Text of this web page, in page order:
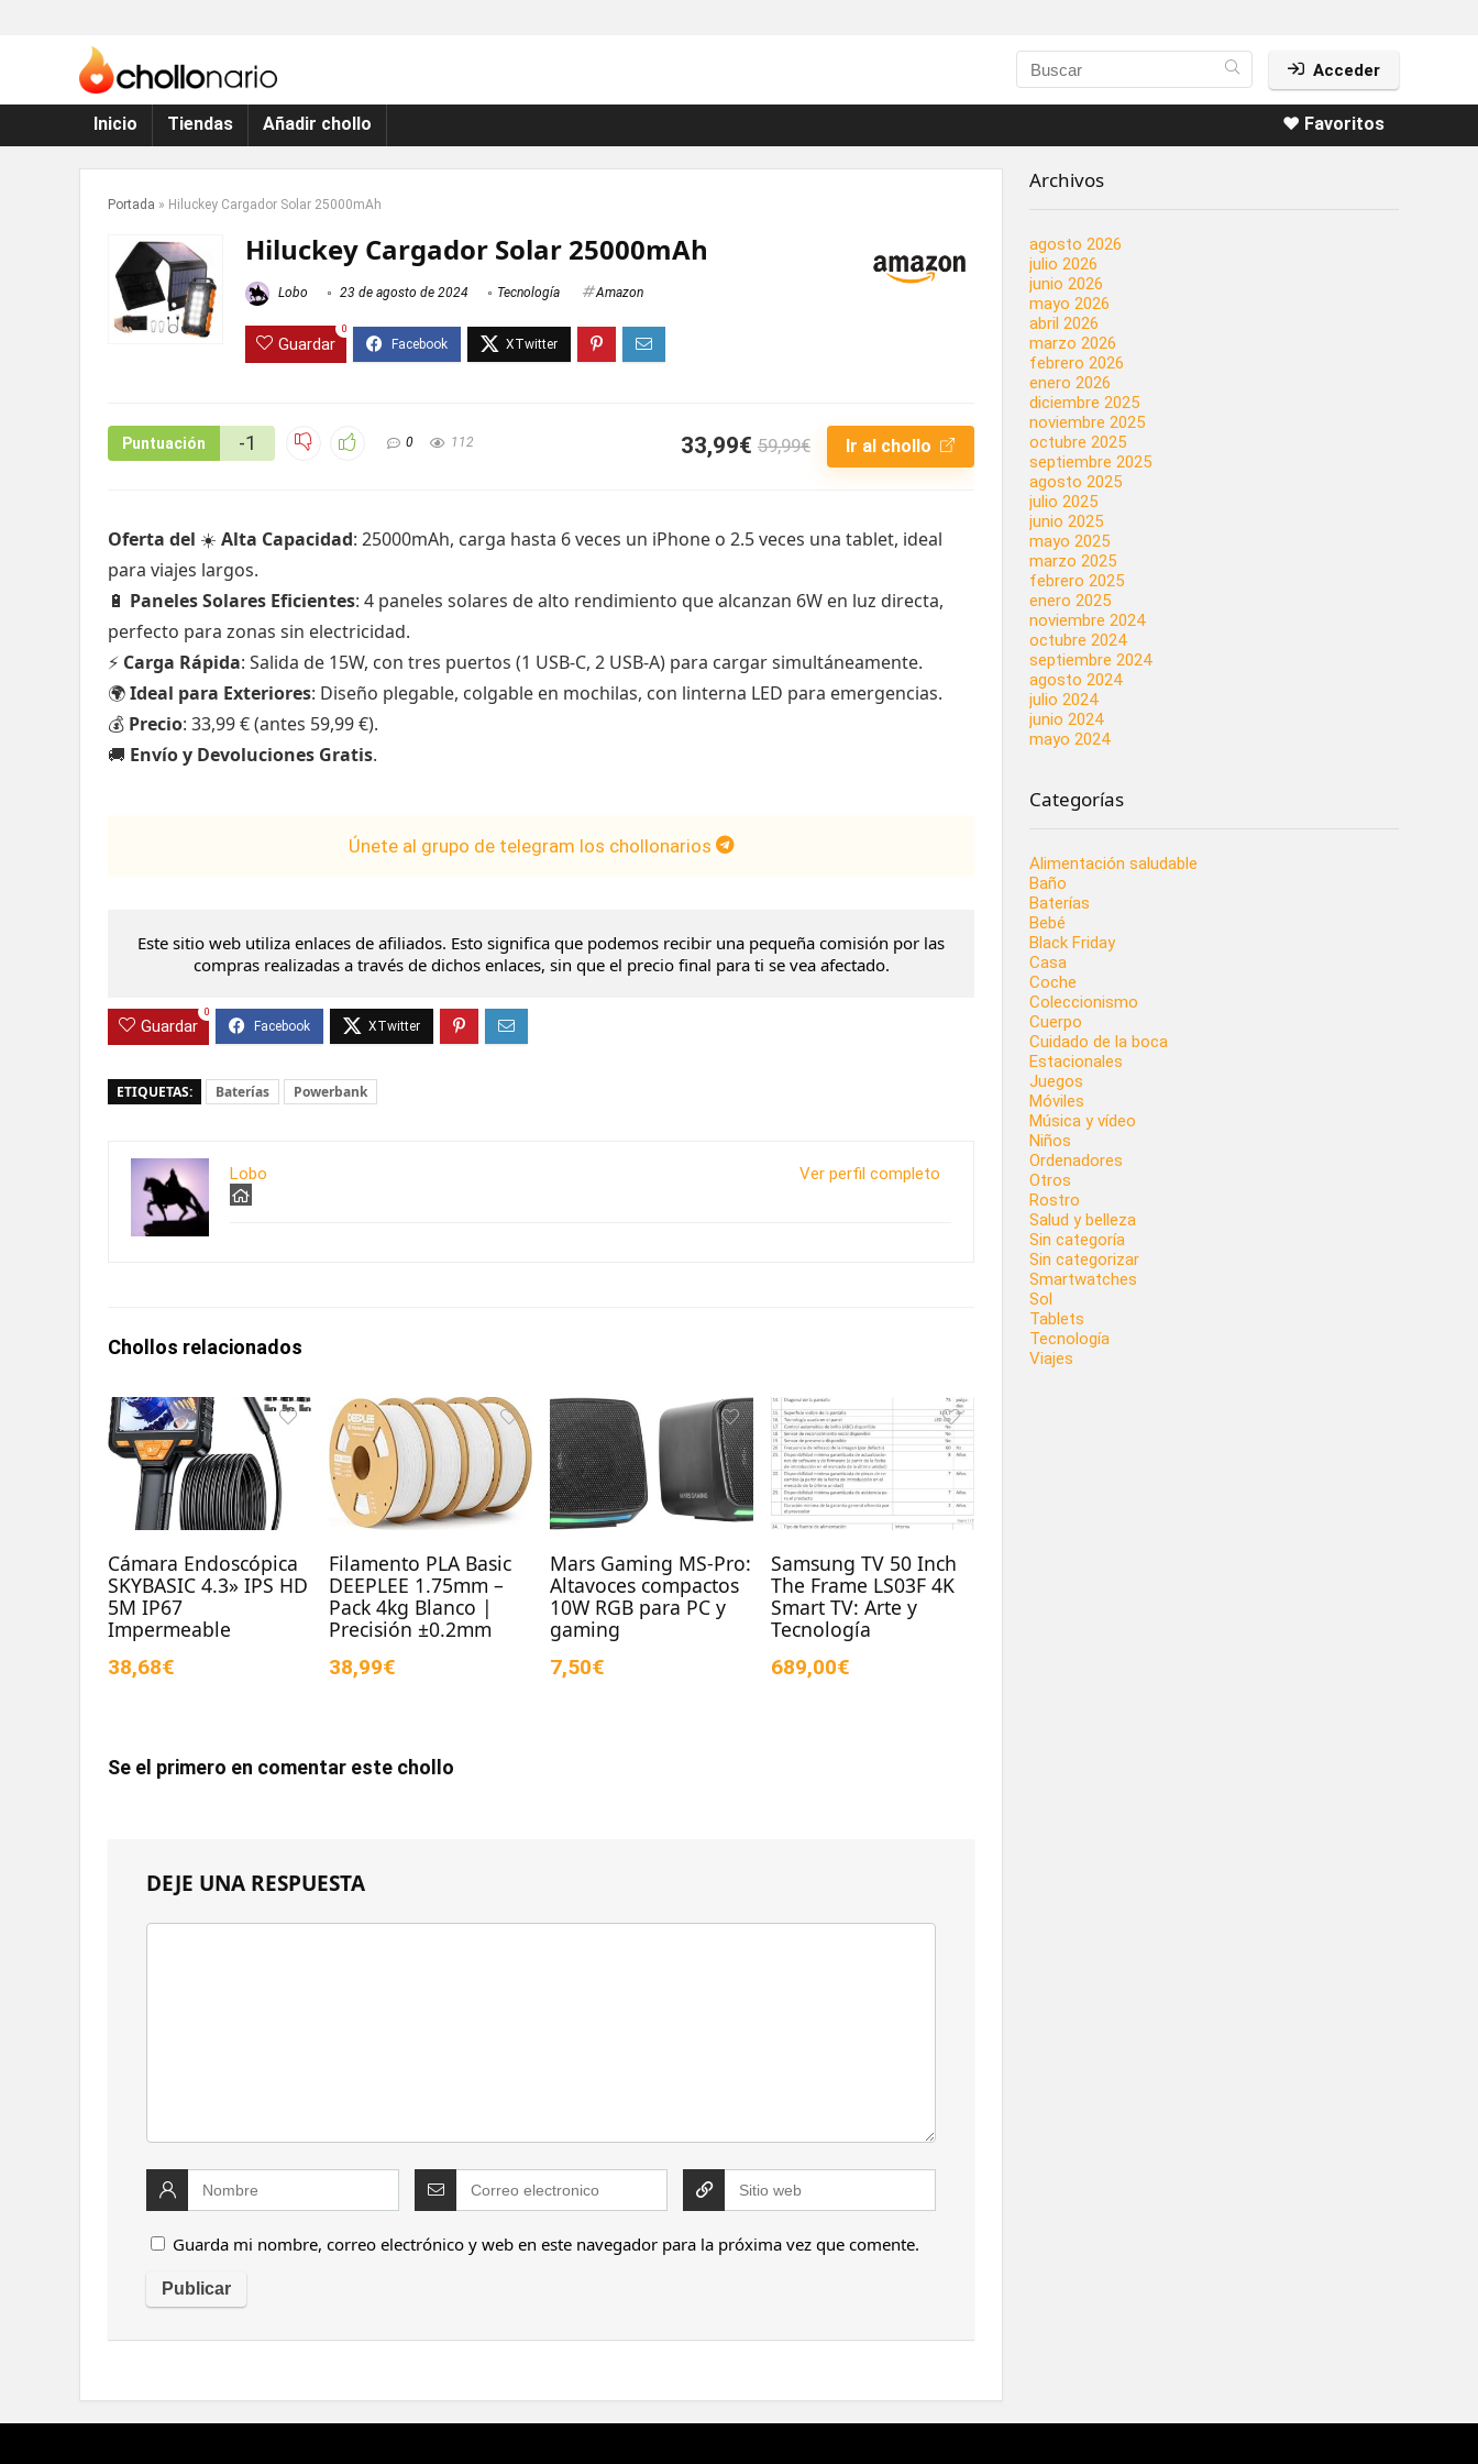
Acceder
Inicio Tiendas Añadir chollo ❤️ Favoritos
Portada » Hiluckey Cargador Solar 25000mAh
Hiluckey Cargador Solar 25000mAh
Lobo 23 de agosto de 2024 Tecnología Amazon
Guardar
0
Puntuación -1 0 112 33,99€ 59,99€ Ir al chollo
Oferta del ☀️ Alta Capacidad: 25000mAh, carga hasta 6 veces un iPhone o 2.5 veces una tablet, ideal
para viajes largos.
🔋 Paneles Solares Eficientes: 4 paneles solares de alto rendimiento que alcanzan 6W en luz directa,
perfecto para zonas sin electricidad.
⚡ Carga Rápida: Salida de 15W, con tres puertos (1 USB-C, 2 USB-A) para cargar simultáneamente.
🌍Ideal para Exteriores: Diseño plegable, colgable en mochilas, con linterna LED para emergencias.
💰 Precio: 33,99 € (antes 59,99 €).
🚚 Envío y Devoluciones Gratis.
Únete al grupo de telegram los chollonarios
Este sitio web utiliza enlaces de afiliados. Esto significa que podemos recibir una pequeña comisión por las
compras realizadas a través de dichos enlaces, sin que el precio final para ti se vea afectado.
Guardar
0
ETIQUETAS: Baterías Powerbank
Ver perfil completo
Lobo
Chollos relacionados
Cámara Endoscópica
SKYBASIC 4.3» IPS HD
5M IP67
Impermeable
38,68€
Filamento PLA Basic
DEEPLEE 1.75mm –
Pack 4kg Blanco |
Precisión ±0.2mm
38,99€
Mars Gaming MS-Pro:
Altavoces compactos
10W RGB para PC y
gaming
7,50€
Samsung TV 50 Inch
The Frame LS03F 4K
Smart TV: Arte y
Tecnología
689,00€
Se el primero en comentar este chollo
DEJE UNA RESPUESTA
Guarda mi nombre, correo electrónico y web en este navegador para la próxima vez que comente.
Archivos
agosto 2026
julio 2026
junio 2026
mayo 2026
abril 2026
marzo 2026
febrero 2026
enero 2026
diciembre 2025
noviembre 2025
octubre 2025
septiembre 2025
agosto 2025
julio 2025
junio 2025
mayo 2025
marzo 2025
febrero 2025
enero 2025
noviembre 2024
octubre 2024
septiembre 2024
agosto 2024
julio 2024
junio 2024
mayo 2024
Categorías
Alimentación saludable
Baño
Baterías
Bebé
Black Friday
Casa
Coche
Coleccionismo
Cuerpo
Cuidado de la boca
Estacionales
Juegos
Móviles
Música y vídeo
Niños
Ordenadores
Otros
Rostro
Salud y belleza
Sin categoría
Sin categorizar
Smartwatches
Sol
Tablets
Tecnología
Viajes